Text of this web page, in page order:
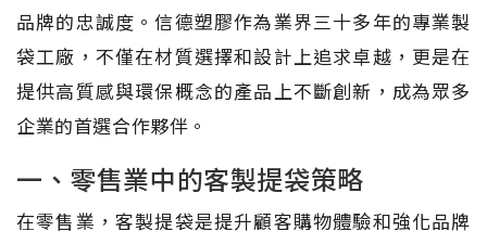
品牌的忠誠度。信德塑膠作為業界三十多年的專業製
袋工廠，不僅在材質選擇和設計上追求卓越，更是在
提供高質感與環保概念的產品上不斷創新，成為眾多
企業的首選合作夥伴。
一、零售業中的客製提袋策略
在零售業，客製提袋是提升顧客購物體驗和強化品牌